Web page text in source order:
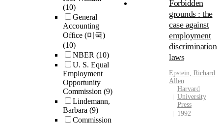
(10)
General
Accounting
Office (미국)
(10)
NBER (10)
U. S. Equal
Employment
Opportunity
Commission (9)
Lindemann,
Barbara (9)
Commission
Forbidden
grounds : the
case against
employment
discrimination
laws
Epstein, Richard
Allen
Harvard
University
Press
1992